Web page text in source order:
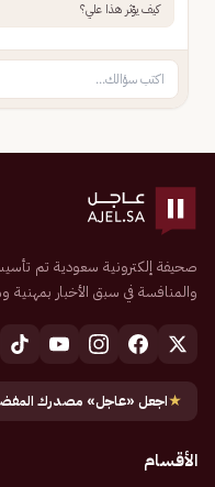
كيف يؤثر هذا علي؟
والمنافسة في سبق الأخبار
★اجعل «عاجل» مصدرك
الأقسام